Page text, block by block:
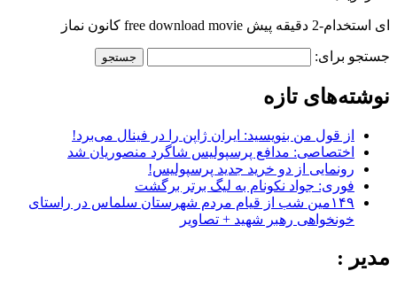
ای استخدام-2 دقیقه پیش free download movie کانون نماز
جستجو برای:
نوشته‌های تازه
از قول من بنویسید: ایران ژاپن را در فینال می‌برد!
اختصاصی: مدافع پرسپولیس شاگرد منصوریان شد
رونمایی از دو خرید جدید پرسپولیس!
فوری: جواد نکونام به لیگ برتر برگشت
۱۴۹مین شب از قیام مردم شهرستان سلماس در راستای
خونخواهی رهبر شهید + تصاویر
مدیر :